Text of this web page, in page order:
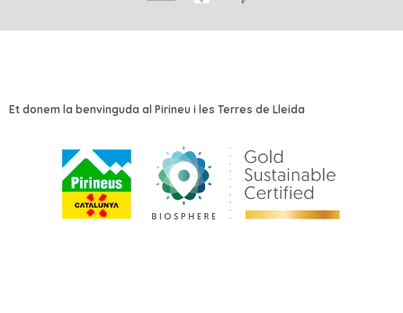
Et donem la benvinguda al Pirineu i les Terres de Lleida